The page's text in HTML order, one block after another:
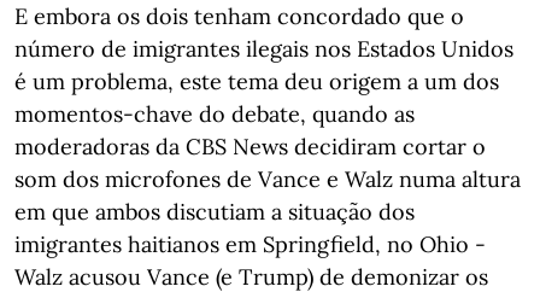
E embora os dois tenham concordado que o
número de imigrantes ilegais nos Estados Unidos
é um problema, este tema deu origem a um dos
momentos-chave do debate, quando as
moderadoras da CBS News decidiram cortar o
som dos microfones de Vance e Walz numa altura
em que ambos discutiam a situação dos
imigrantes haitianos em Springfield, no Ohio -
Walz acusou Vance (e Trump) de demonizar os